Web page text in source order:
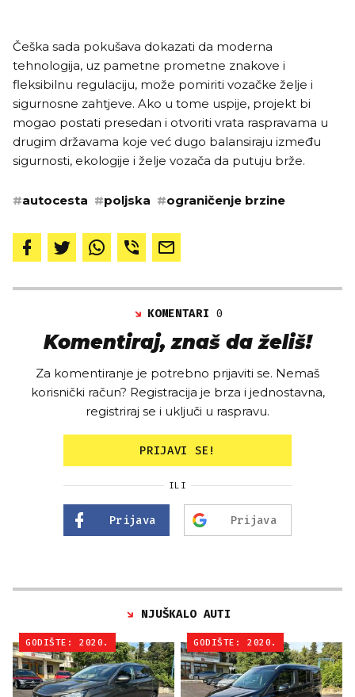
Češka sada pokušava dokazati da moderna
tehnologija, uz pametne prometne znakove i
fleksibilnu regulaciju, može pomiriti vozačke želje i
sigurnosne zahtjeve. Ako u tome uspije, projekt bi
mogao postati presedan i otvoriti vrata raspravama u
drugim državama koje već dugo balansiraju između
sigurnosti, ekologije i želje vozača da putuju brže.
#autocesta #poljska #ograničenje brzine
KOMENTARI0
Komentiraj, znaš da želiš!
Za komentiranje je potrebno prijaviti se. Nemaš
korisnički račun? Registracija je brza i jednostavna,
registriraj se i uključi u raspravu.
PRIJAVI SE!
ILI
Prijava Prijava
NJUŠKALO AUTI
GODIŠTE: 2020. GODIŠTE: 2020.